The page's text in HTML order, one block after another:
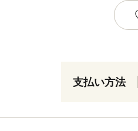
支払い方法